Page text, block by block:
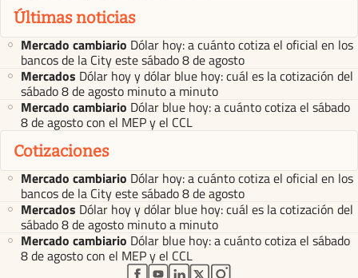
Últimas noticias
Mercado cambiario Dólar hoy: a cuánto cotiza el oficial en los
bancos de la City este sábado 8 de agosto
Mercados Dólar hoy y dólar blue hoy: cuál es la cotización del
sábado 8 de agosto minuto a minuto
Mercado cambiario Dólar blue hoy: a cuánto cotiza el sábado
8 de agosto con el MEP y el CCL
Cotizaciones
Mercado cambiario Dólar hoy: a cuánto cotiza el oficial en los
bancos de la City este sábado 8 de agosto
Mercados Dólar hoy y dólar blue hoy: cuál es la cotización del
sábado 8 de agosto minuto a minuto
Mercado cambiario Dólar blue hoy: a cuánto cotiza el sábado
8 de agosto con el MEP y el CCL
abre en nueva pestaña
abre en nueva pestaña
abre en nueva pestaña
abre en nueva pestaña
abre en nueva pestaña